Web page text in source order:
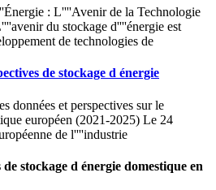
: L''''Avenir de la Technologie
du stockage d''''énergie est
de technologies de
de stockage d énergie
données et perspectives sur le
européen (2021-2025) Le 24
de l''''industrie
stockage d énergie domestique en